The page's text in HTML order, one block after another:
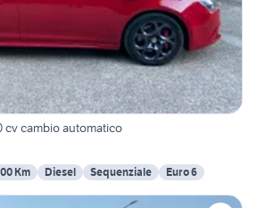
cv cambio automatico
Km Diesel Sequenziale Euro 6